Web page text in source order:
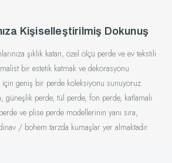
Kişiselleştirilmiş Dokunuş
şıklık katan, özel ölçü perde ve ev tekstili
bir estetik katmak ve dekorasyonu
için geniş bir perde koleksiyonu sunuyoruz.
güneşlik perde, tül perde, fon perde, katlamalı
ve plise perde modellerinin yanı sıra,
/ bohem tarzda kumaşlar yer almaktadır.